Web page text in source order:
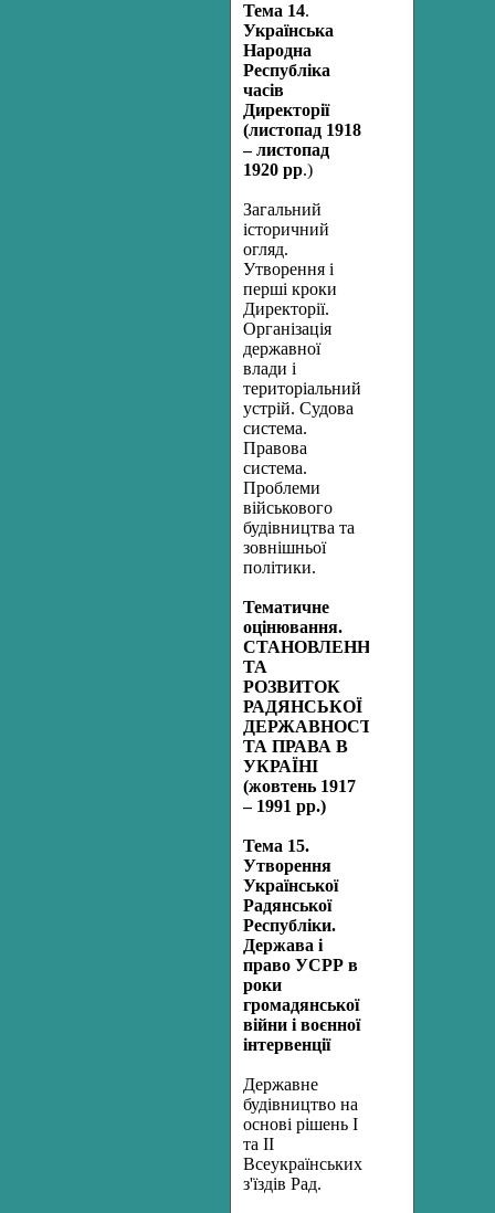
Тема 14.
Українська
Народна
Республіка
часів
Директорії
(листопад 1918
– листопад
1920 рр.)
Загальний
історичний
огляд.
Утворення і
перші кроки
Директорії.
Організація
державної
влади і
територіальний
устрій. Судова
система.
Правова
система.
Проблеми
військового
будівництва та
зовнішньої
політики.
Тематичне
оцінювання.
СТАНОВЛЕННЯ
ТА
РОЗВИТОК
РАДЯНСЬКОЇ
ДЕРЖАВНОСТІ
ТА ПРАВА В
УКРАЇНІ
(жовтень 1917
– 1991 рр.)
Тема 15.
Утворення
Української
Радянської
Республіки.
Держава і
право УСРР в
роки
громадянської
війни і воєнної
інтервенції
Державне
будівництво на
основі рішень І
та ІІ
Всеукраїнських
з'їздів Рад.